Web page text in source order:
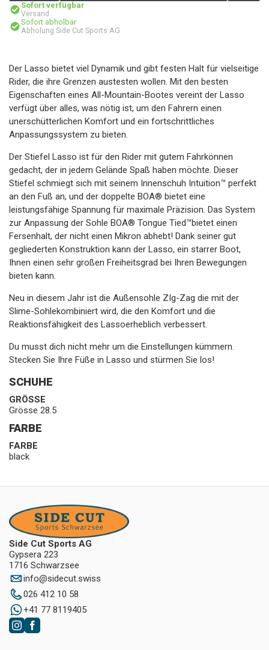
Sofort verfügbar
Versand
Sofort abholbar
Abholung Side Cut Sports AG
Der Lasso bietet viel Dynamik und gibt festen Halt für vielseitige
Rider, die ihre Grenzen austesten wollen. Mit den besten
Eigenschaften eines All-Mountain-Bootes vereint der Lasso
verfügt über alles, was nötig ist, um den Fahrern einen
unerschütterlichen Komfort und ein fortschrittliches
Anpassungssystem zu bieten.
Der Stiefel Lasso ist für den Rider mit gutem Fahrkönnen
gedacht, der in jedem Gelände Spaß haben möchte. Dieser
Stiefel schmiegt sich mit seinem Innenschuh Intuition™ perfekt
an den Fuß an, und der doppelte BOA® bietet eine
leistungsfähige Spannung für maximale Präzision. Das System
zur Anpassung der Sohle BOA® Tongue Tied™bietet einen
Fersenhalt, der nicht einen Mikron abhebt! Dank seiner gut
gegliederten Konstruktion kann der Lasso, ein starrer Boot,
Ihnen einen sehr großen Freiheitsgrad bei Ihren Bewegungen
bieten kann.
Neu in diesem Jahr ist die Außensohle ZIg-Zag die mit der
Slime-Sohlekombiniert wird, die den Komfort und die
Reaktionsfähigkeit des Lassoerheblich verbessert.
Du musst dich nicht mehr um die Einstellungen kümmern.
Stecken Sie Ihre Füße in Lasso und stürmen Sie los!
SCHUHE
GRÖSSE
Grösse 28.5
FARBE
FARBE
black
Side Cut Sports AG
Gypsera 223
1716 Schwarzsee
info@sidecut.swiss
026 412 10 58
+41 77 8119405